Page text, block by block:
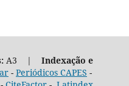
A3 | Indexação e
- Periódicos CAPES -